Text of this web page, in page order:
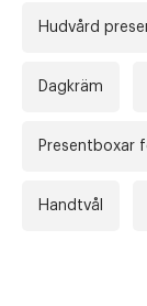
Hudvård
Dagkräm
Presentboxar
Handtvål